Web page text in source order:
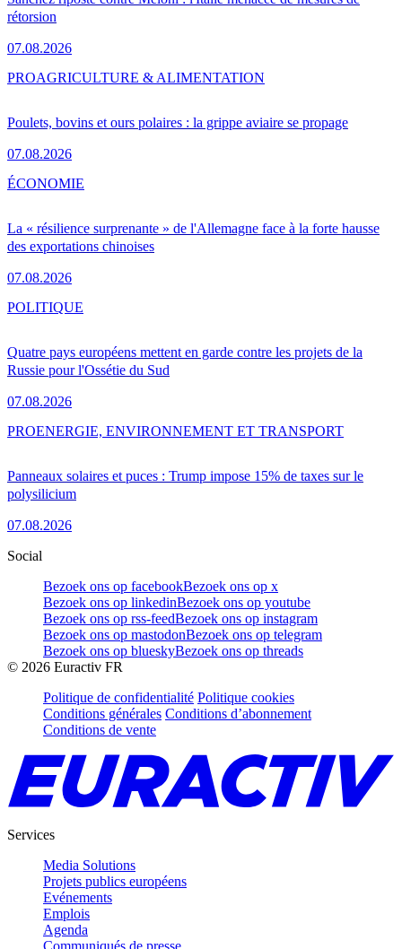
rétorsion
07.08.2026
Poulets, bovins et ours polaires : la grippe aviaire se propage
07.08.2026
PROAGRICULTURE & ALIMENTATION
La « résilience surprenante » de l'Allemagne face à la forte hausse
des exportations chinoises
07.08.2026
ÉCONOMIE
Quatre pays européens mettent en garde contre les projets de la
Russie pour l'Ossétie du Sud
07.08.2026
POLITIQUE
Panneaux solaires et puces : Trump impose 15% de taxes sur le
polysilicium
07.08.2026
PROENERGIE, ENVIRONNEMENT ET TRANSPORT
Social
Bezoek ons op facebookBezoek ons op x
Bezoek ons op linkedinBezoek ons op youtube
Bezoek ons op rss-feedBezoek ons op instagram
Bezoek ons op mastodonBezoek ons op telegram
Bezoek ons op blueskyBezoek ons op threads
© 2026 Euractiv FR
Politique de confidentialité Politique cookies
Conditions générales Conditions d’abonnement
Conditions de vente
Services
Media Solutions
Projets publics européens
Evénements
Emplois
Agenda